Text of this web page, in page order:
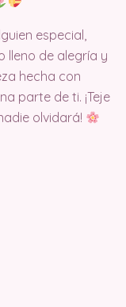
especial,
lleno de alegría y
hecha con
parte de ti. ¡Teje
olvidará!